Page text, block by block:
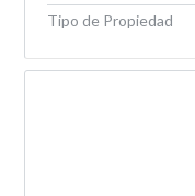
Tipo de Propiedad